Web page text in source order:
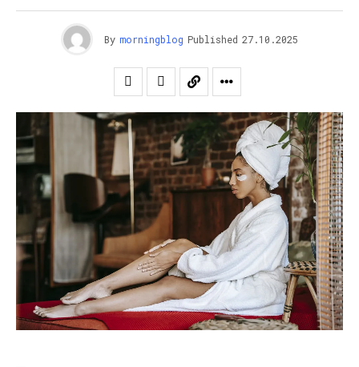
By morningblog Published 27.10.2025